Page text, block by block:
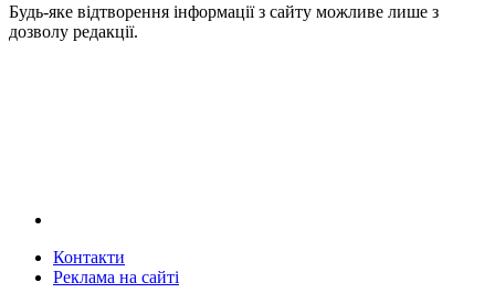
Будь-яке відтворення інформації з сайту можливе лише з
дозволу редакції.
Контакти
Реклама на сайтi